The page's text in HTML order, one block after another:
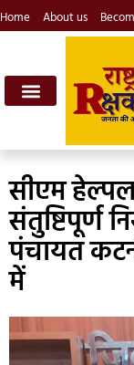
Home About us
सीएम
संतुष्टिपूर्ण
पंचायत
में